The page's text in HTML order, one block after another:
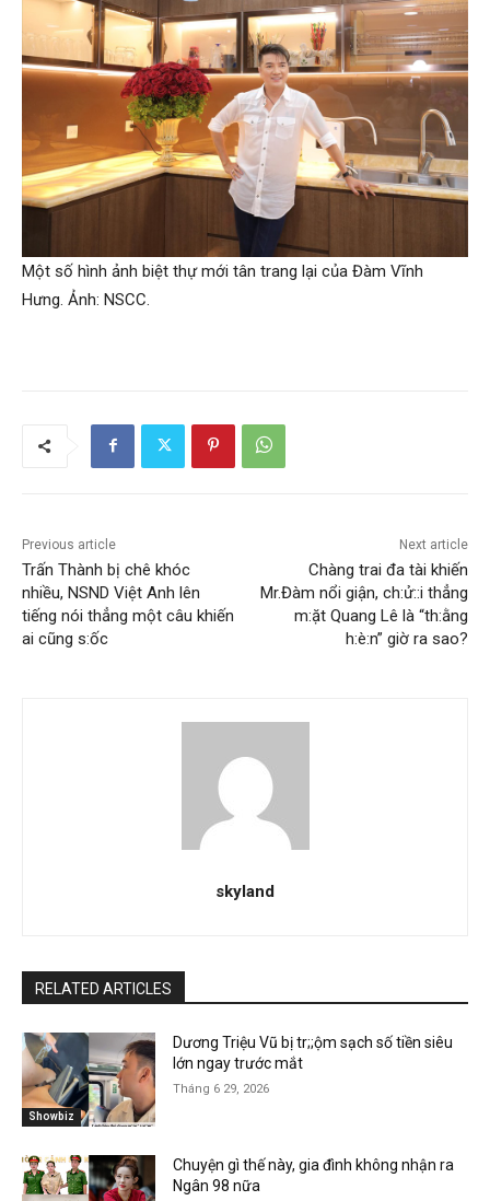
Một số hình ảnh biệt thự mới tân trang lại của Đàm Vĩnh
Hưng. Ảnh: NSCC.
Previous article
Trấn Thành bị chê khóc
nhiều, NSND Việt Anh lên
tiếng nói thẳng một câu khiến
ai cũng s:ốc
Next article
Chàng trai đa tài khiến
Mr.Đàm nổi giận, ch:ử::i thẳng
m:ặt Quang Lê là “th:ằng
h:è:n” giờ ra sao?
skyland
RELATED ARTICLES
Showbiz
Dương Triệu Vũ bị tr;;ộm sạch số tiền siêu
lớn ngay trước mắt
Tháng 6 29, 2026
Chuyện gì thế này, gia đình không nhận ra
Ngân 98 nữa